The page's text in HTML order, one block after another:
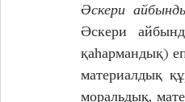
Әскери
Әскери
қаһармандық)
материалдық